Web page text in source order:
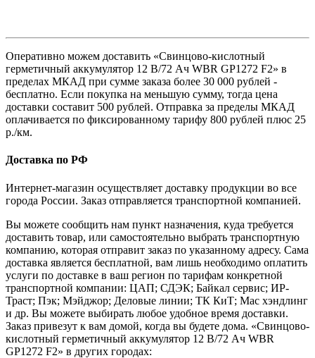
Оперативно можем доставить «Свинцово-кислотный
герметичный аккумулятор 12 В/72 Ач WBR GP1272 F2» в
пределах МКАД при сумме заказа более 30 000 рублей -
бесплатно. Если покупка на меньшую сумму, тогда цена
доставки составит 500 рублей. Отправка за пределы МКАД
оплачивается по фиксированному тарифу 800 рублей плюс 25
р./км.
Доставка по РФ
Интернет-магазин осуществляет доставку продукции во все
города России. Заказ отправляется транспортной компанией.
Вы можете сообщить нам пункт назначения, куда требуется
доставить товар, или самостоятельно выбрать транспортную
компанию, которая отправит заказ по указанному адресу. Сама
доставка является бесплатной, вам лишь необходимо оплатить
услуги по доставке в ваш регион по тарифам конкретной
транспортной компании: ЦАП; СДЭК; Байкал сервис; ИР-
Траст; Пэк; Мэйджор; Деловые линии; ТК КиТ; Мас хэндлинг
и др. Вы можете выбирать любое удобное время доставки.
Заказ привезут к вам домой, когда вы будете дома. «Свинцово-
кислотный герметичный аккумулятор 12 В/72 Ач WBR
GP1272 F2» в других городах: